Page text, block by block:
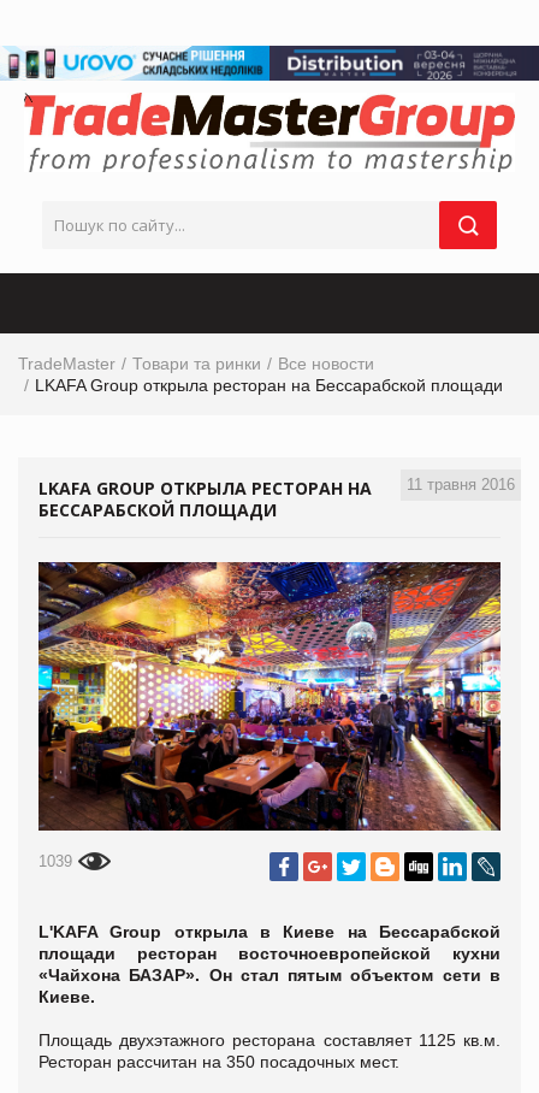
TradeMaster Товари та ринки
Все новости
LKAFA Group открыла ресторан на Бессарабской площади
11 травня 2016
LKAFA GROUP ОТКРЫЛА РЕСТОРАН НА
БЕССАРАБСКОЙ ПЛОЩАДИ
1039
L'KAFA Group открыла в Киеве на Бессарабской
площади ресторан восточноевропейской кухни
«Чайхона БАЗАР». Он стал пятым объектом сети в
Киеве.
Площадь двухэтажного ресторана составляет 1125 кв.м.
Ресторан рассчитан на 350 посадочных мест.